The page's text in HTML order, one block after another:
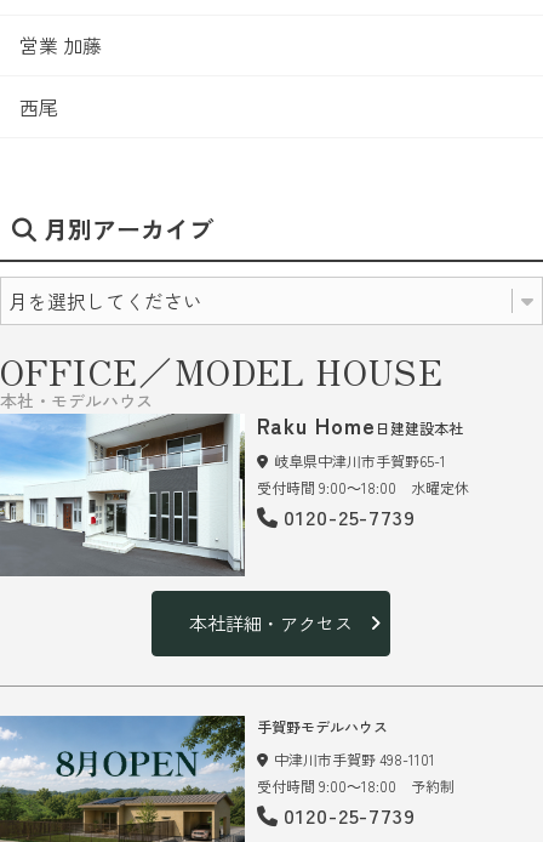
営業 加藤
西尾
月別アーカイブ
OFFICE／MODEL HOUSE
本社・モデルハウス
Raku Home 日建建設本社
岐阜県中津川市手賀野65-1
受付時間 9:00～18:00 水曜定休
0120-25-7739
本社詳細・アクセス
手賀野モデルハウス
中津川市手賀野 498-1101
受付時間 9:00～18:00 予約制
0120-25-7739